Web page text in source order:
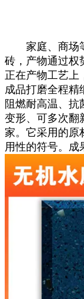
家庭、商场等
砖，产物通过权
正在产物工艺上
成品打磨全程
阻燃耐高温、抗
变形、可多次翻
家。它采用的原
用性的符号。成